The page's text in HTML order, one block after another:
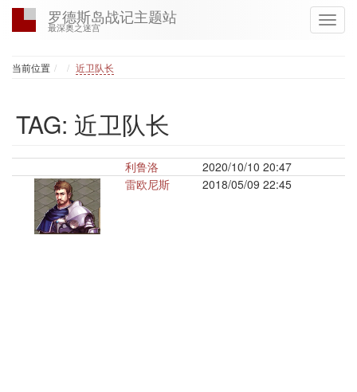
罗德斯岛战记主题站
最深奥之迷宫
当前位置 Home
近卫队长
TAG: 近卫队长
利鲁洛
2020/10/10 20:47
雷欧尼斯
2018/05/09 22:45